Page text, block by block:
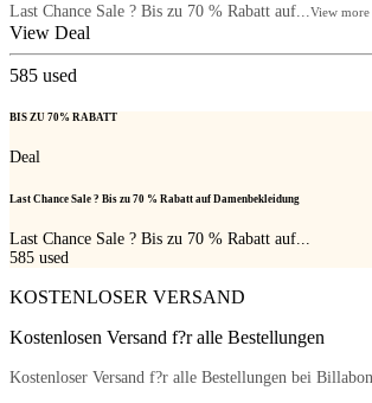
Last Chance Sale ? Bis zu 70 % Rabatt auf... View more
View Deal
585 used
BIS ZU 70% RABATT
Deal
Last Chance Sale ? Bis zu 70 % Rabatt auf Damenbekleidung
Last Chance Sale ? Bis zu 70 % Rabatt auf...
585 used
KOSTENLOSER VERSAND
Kostenlosen Versand f?r alle Bestellungen
Kostenloser Versand f?r alle Bestellungen bei